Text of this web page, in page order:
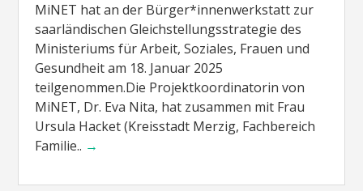
MiNET hat an der Bürger*innenwerkstatt zur
saarländischen Gleichstellungsstrategie des
Ministeriums für Arbeit, Soziales, Frauen und
Gesundheit am 18. Januar 2025
teilgenommen.Die Projektkoordinatorin von
MiNET, Dr. Eva Nita, hat zusammen mit Frau
Ursula Hacket (Kreisstadt Merzig, Fachbereich
Familie.. →